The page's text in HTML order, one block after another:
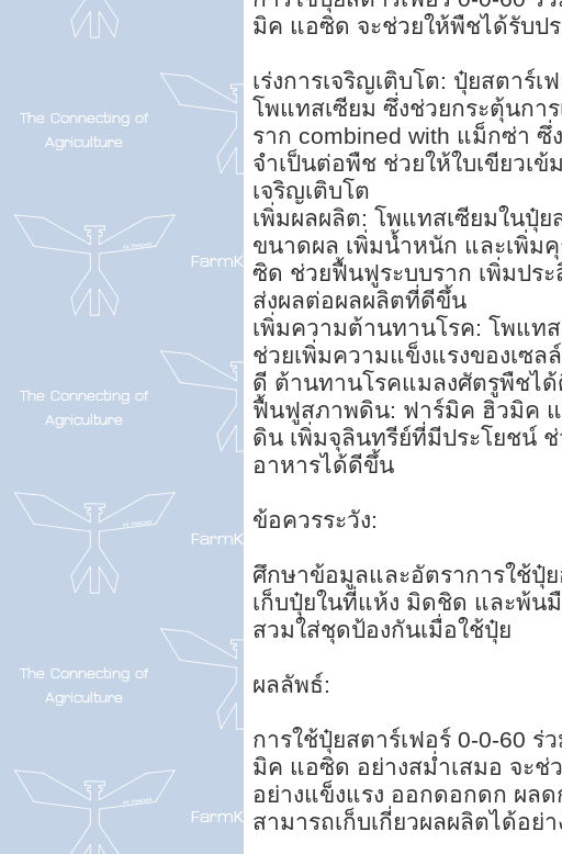
มิค แอซิด จะช่วยให้พืชได้รับป
เร่งการเจริญเติบโต: ปุ๋ยสตาร์
โพแทสเซียม ซึ่งช่วยกระตุ้นกา
ราก combined with แม็กซ่า
จำเป็นต่อพืช ช่วยให้ใบเขียวเข้
เจริญเติบโต
เพิ่มผลผลิต: โพแทสเซียมในปุ๋ย
ขนาดผล เพิ่มน้ำหนัก และเพิ่
ซิด ช่วยฟื้นฟูระบบราก เพิ่มปร
ส่งผลต่อผลผลิตที่ดีขึ้น
เพิ่มความต้านทานโรค: โพแท
ช่วยเพิ่มความแข็งแรงของเซ
ดี ต้านทานโรคแมลงศัตรูพืชไ
ฟื้นฟูสภาพดิน: ฟาร์มิค ฮิวมิค แ
ดิน เพิ่มจุลินทรีย์ที่มีประโยชน์
อาหารได้ดีขึ้น
ข้อควรระวัง:
ศึกษาข้อมูลและอัตราการใช้ปุ๋
เก็บปุ๋ยในที่แห้ง มิดชิด และพ้นมื
สวมใส่ชุดป้องกันเมื่อใช้ปุ๋ย
ผลลัพธ์:
การใช้ปุ๋ยสตาร์เฟอร์ 0-0-60
มิค แอซิด อย่างสม่ำเสมอ จะช่
อย่างแข็งแรง ออกดอกดก ผล
สามารถเก็บเกี่ยวผลผลิตได้อย่